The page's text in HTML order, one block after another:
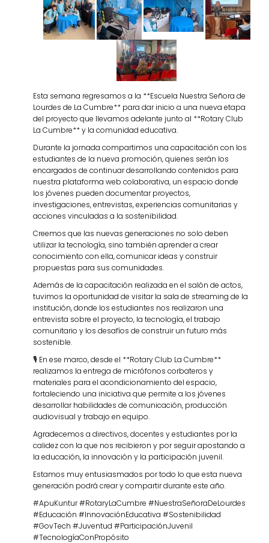
Esta semana regresamos a la **Escuela Nuestra Señora de
Lourdes de La Cumbre** para dar inicio a una nueva etapa
del proyecto que llevamos adelante junto al **Rotary Club
La Cumbre** y la comunidad educativa.
Durante la jornada compartimos una capacitación con los
estudiantes de la nueva promoción, quienes serán los
encargados de continuar desarrollando contenidos para
nuestra plataforma web colaborativa, un espacio donde
los jóvenes pueden documentar proyectos,
investigaciones, entrevistas, experiencias comunitarias y
acciones vinculadas a la sostenibilidad.
Creemos que las nuevas generaciones no solo deben
utilizar la tecnología, sino también aprender a crear
conocimiento con ella, comunicar ideas y construir
propuestas para sus comunidades.
Además de la capacitación realizada en el salón de actos,
tuvimos la oportunidad de visitar la sala de streaming de la
institución, donde los estudiantes nos realizaron una
entrevista sobre el proyecto, la tecnología, el trabajo
comunitario y los desafíos de construir un futuro más
sostenible.
🎙️ En ese marco, desde el **Rotary Club La Cumbre**
realizamos la entrega de micrófonos corbateros y
materiales para el acondicionamiento del espacio,
fortaleciendo una iniciativa que permite a los jóvenes
desarrollar habilidades de comunicación, producción
audiovisual y trabajo en equipo.
Agradecemos a directivos, docentes y estudiantes por la
calidez con la que nos recibieron y por seguir apostando a
la educación, la innovación y la participación juvenil.
Estamos muy entusiasmados por todo lo que esta nueva
generación podrá crear y compartir durante este año.
#ApuKuntur #RotaryLaCumbre #NuestraSeñoraDeLourdes
#Educación #InnovaciónEducativa #Sostenibilidad
#GovTech #Juventud #ParticipaciónJuvenil
#TecnologíaConPropósito